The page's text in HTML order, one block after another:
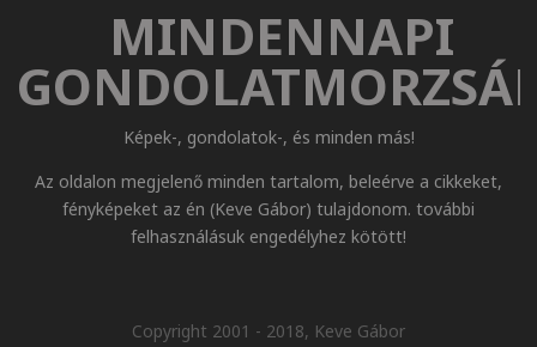
MINDENNAPI
Képek-, gondolatok-, és minden más!
Az oldalon megjelenő minden tartalom, beleérve a cikkeket,
fényképeket az én (Keve Gábor) tulajdonom. további
felhasználásuk engedélyhez kötött!
Copyright 2001 - 2018, Keve Gábor